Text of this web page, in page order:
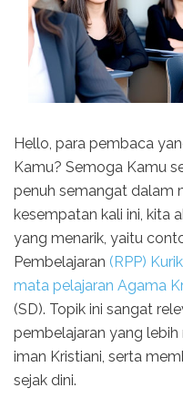
Hello, para pembaca
Kamu? Semoga Kamu
penuh semangat dalam
kesempatan kali ini, kita
yang menarik, yaitu
Pembelajaran (RPP)
mata pelajaran Agama
(SD). Topik ini sangat
pembelajaran yang
iman Kristiani, serta
sejak dini.